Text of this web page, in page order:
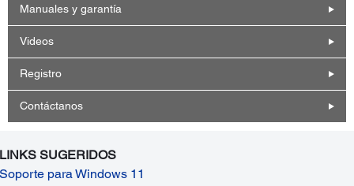
Manuales y garantía
Videos
Registro
Contáctanos
LINKS SUGERIDOS
Soporte para Windows 11